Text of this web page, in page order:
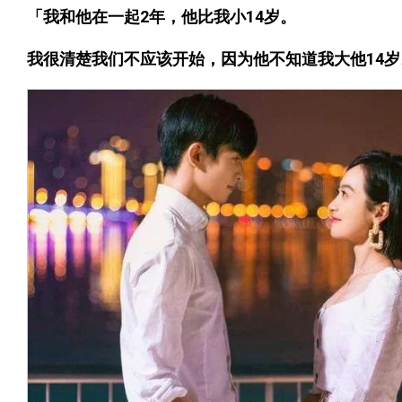
「我和他在一起2年，他比我小14岁。
我很清楚我们不应该开始，因为他不知道我大他14